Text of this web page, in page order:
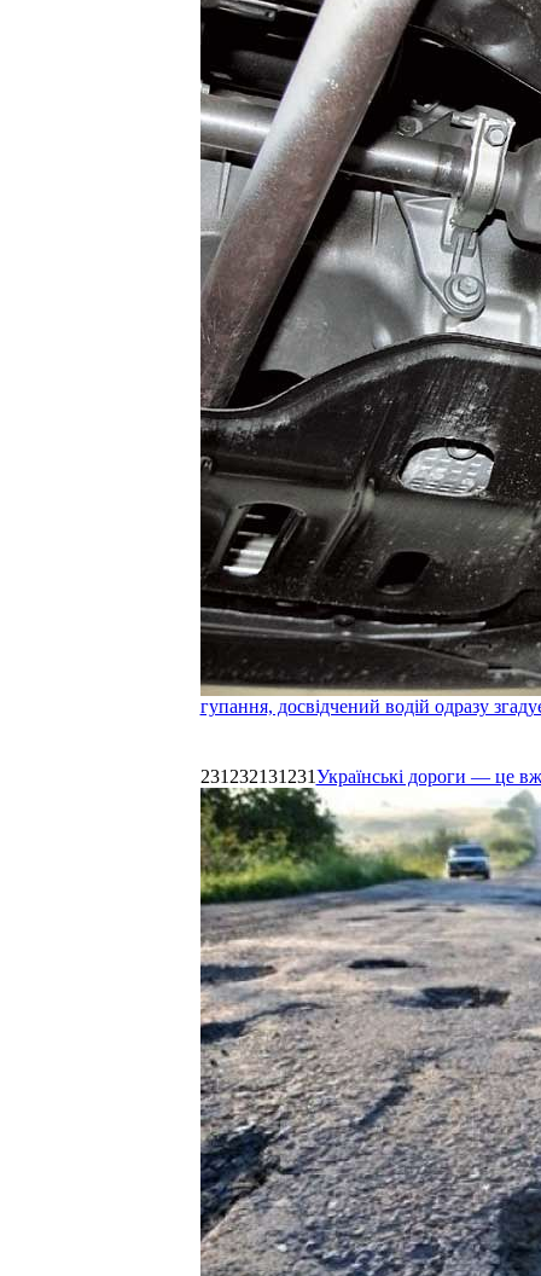
гупання, досвідчений водій одразу
231232131231Українські дороги — це